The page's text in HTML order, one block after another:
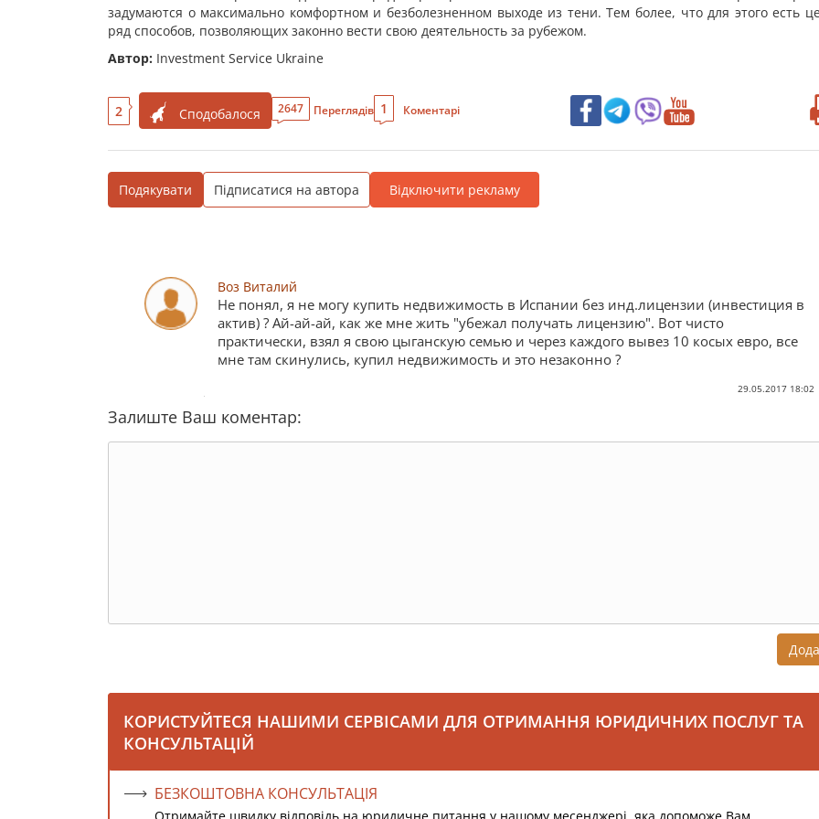
задумаются о максимально комфортном и безболезненном выходе из тени. Тем более, что для этого есть
ряд способов, позволяющих законно вести свою деятельность за рубежом.
Автор: Investment Service Ukraine
2 Сподобалося 2647 Переглядів 1 Коментарі
Подякувати Підписатися на автора Відключити рекламу
Воз Виталий
Не понял, я не могу купить недвижимость в Испании без инд.лицензии (инвестиция в
актив) ? Ай-ай-ай, как же мне жить "убежал получать лицензию". Вот чисто
практически, взял я свою цыганскую семью и через каждого вывез 10 косых евро, все
мне там скинулись, купил недвижимость и это незаконно ?
29.05.2017 18:02
Залиште Ваш коментар:
КОРИСТУЙТЕСЯ НАШИМИ СЕРВІСАМИ ДЛЯ ОТРИМАННЯ ЮРИДИЧНИХ ПОСЛУГ ТА
КОНСУЛЬТАЦІЙ
БЕЗКОШТОВНА КОНСУЛЬТАЦІЯ